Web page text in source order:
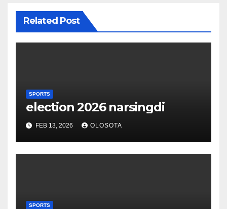
Related Post
SPORTS
election 2026 narsingdi
FEB 13, 2026 OLOSOTA
SPORTS